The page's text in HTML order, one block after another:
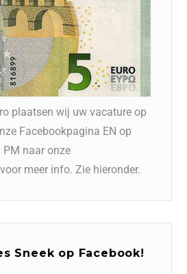
plaatsen wij uw vacature op
Facebookpagina EN op
PM naar onze
meer info. Zie hieronder.
Sneek op Facebook!